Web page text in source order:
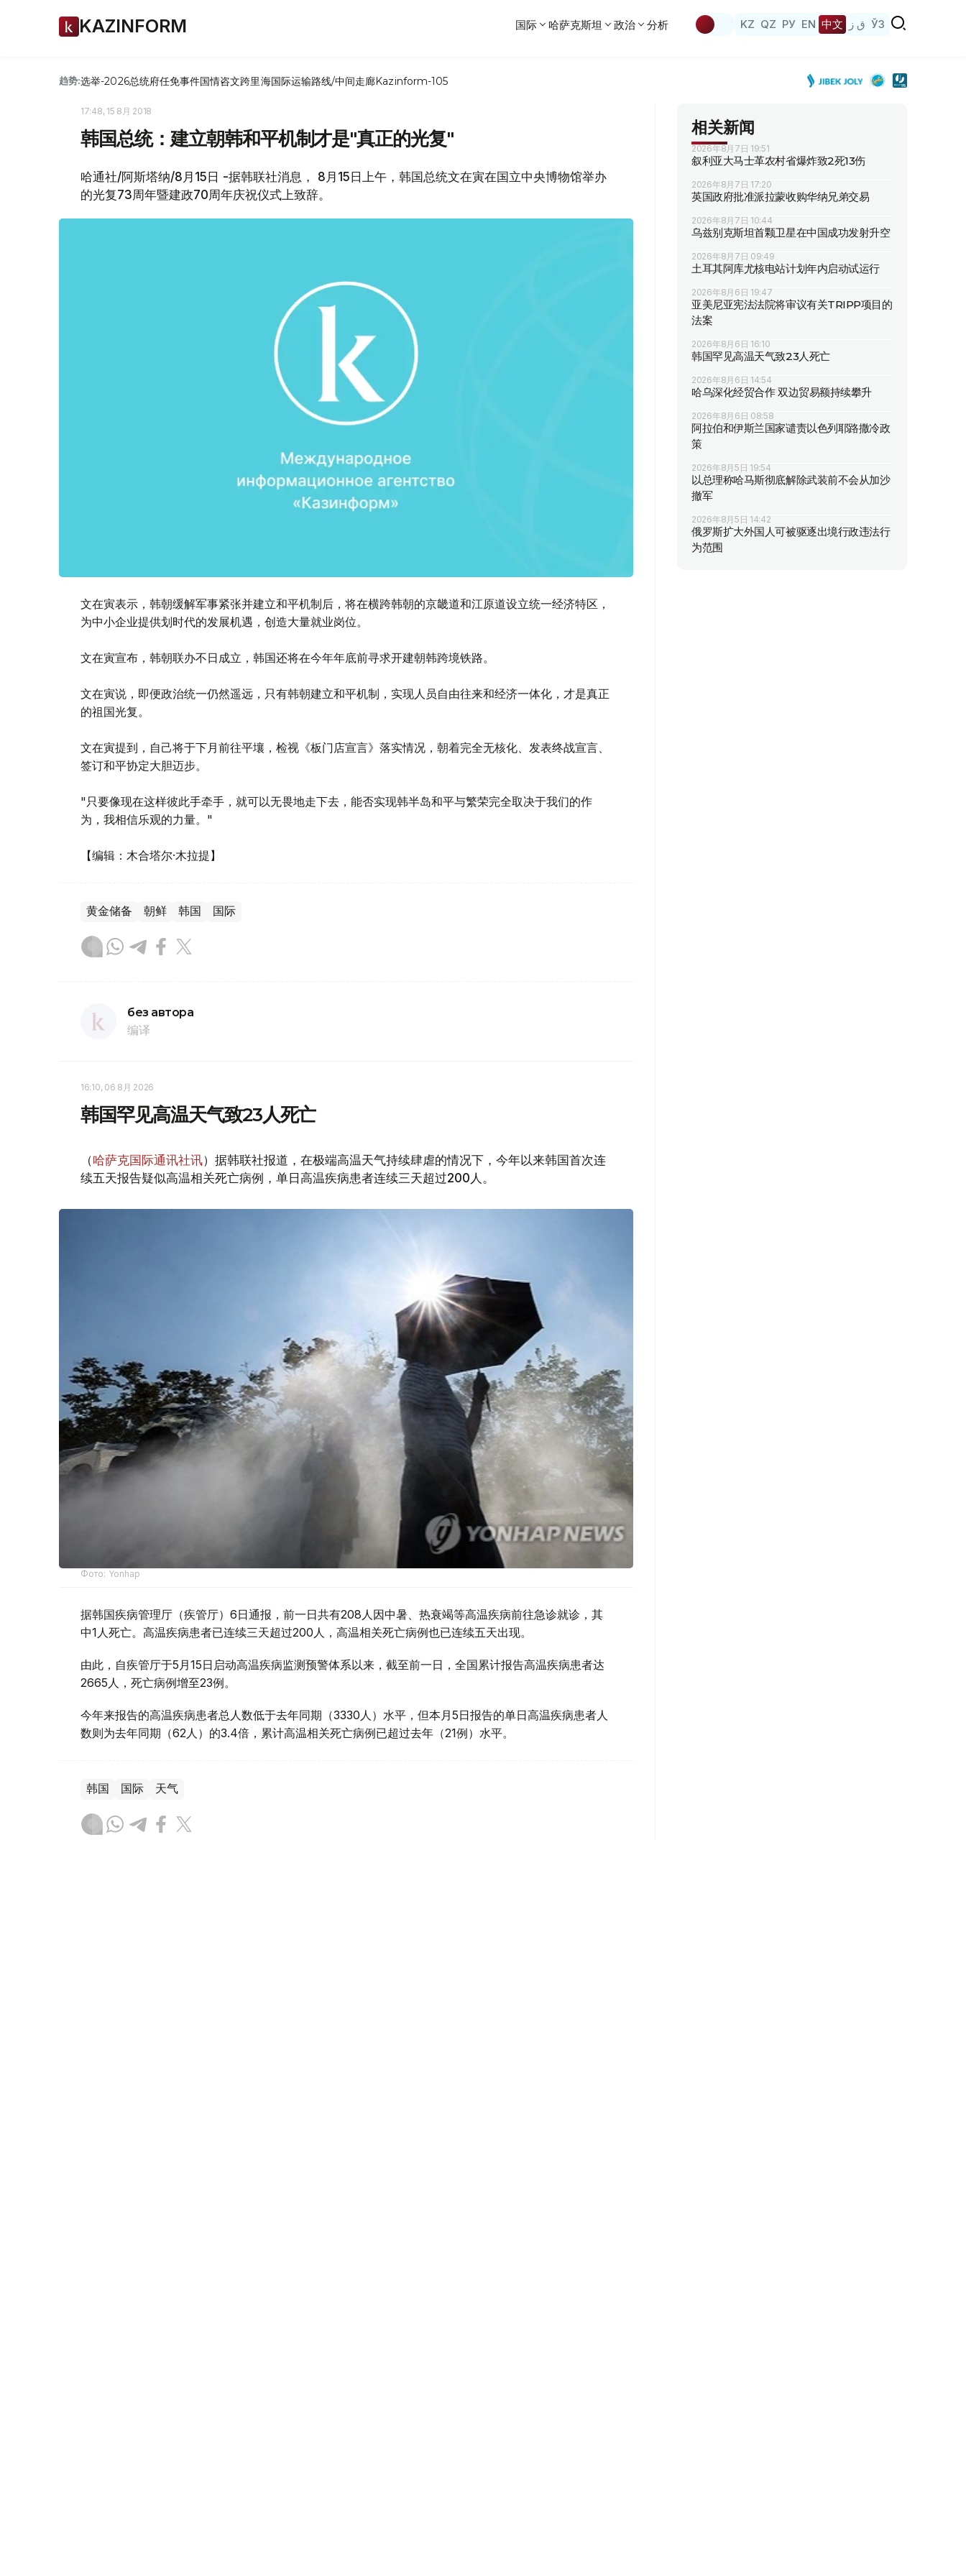
KAZINFORM 国际 哈萨克斯坦 政治 分析 KZ QZ РУ EN 中文 ق ز ЎЗ
趋势:选举-2026总统府任免事件国情咨文跨里海国际运输路线/中间走廊Kazinform-105
17:48, 15 8月 2018
韩国总统：建立朝韩和平机制才是"真正的光复"
哈通社/阿斯塔纳/8月15日 -据韩联社消息， 8月15日上午，韩国总统文在寅在国立中央博物馆举办
的光复73周年暨建政70周年庆祝仪式上致辞。
文在寅表示，韩朝缓解军事紧张并建立和平机制后，将在横跨韩朝的京畿道和江原道设立统一经济特区，
为中小企业提供划时代的发展机遇，创造大量就业岗位。
文在寅宣布，韩朝联办不日成立，韩国还将在今年年底前寻求开建朝韩跨境铁路。
文在寅说，即便政治统一仍然遥远，只有韩朝建立和平机制，实现人员自由往来和经济一体化，才是真正
的祖国光复。
文在寅提到，自己将于下月前往平壤，检视《板门店宣言》落实情况，朝着完全无核化、发表终战宣言、
签订和平协定大胆迈步。
"只要像现在这样彼此手牵手，就可以无畏地走下去，能否实现韩半岛和平与繁荣完全取决于我们的作
为，我相信乐观的力量。"
【编辑：木合塔尔·木拉提】
黄金储备 朝鲜 韩国 国际
без автора
编译
16:10, 06 8月 2026
韩国罕见高温天气致23人死亡
（哈萨克国际通讯社讯）据韩联社报道，在极端高温天气持续肆虐的情况下，今年以来韩国首次连
续五天报告疑似高温相关死亡病例，单日高温疾病患者连续三天超过200人。
Фото: Yonhap
据韩国疾病管理厅（疾管厅）6日通报，前一日共有208人因中暑、热衰竭等高温疾病前往急诊就诊，其
中1人死亡。高温疾病患者已连续三天超过200人，高温相关死亡病例也已连续五天出现。
由此，自疾管厅于5月15日启动高温疾病监测预警体系以来，截至前一日，全国累计报告高温疾病患者达
2665人，死亡病例增至23例。
今年来报告的高温疾病患者总人数低于去年同期（3330人）水平，但本月5日报告的单日高温疾病患者人
数则为去年同期（62人）的3.4倍，累计高温相关死亡病例已超过去年（21例）水平。
韩国 国际 天气
相关新闻
2026年8月7日 19:51
叙利亚大马士革农村省爆炸致2死13伤
2026年8月7日 17:20
英国政府批准派拉蒙收购华纳兄弟交易
2026年8月7日 10:44
乌兹别克斯坦首颗卫星在中国成功发射升空
2026年8月7日 09:49
土耳其阿库尤核电站计划年内启动试运行
2026年8月6日 19:47
亚美尼亚宪法法院将审议有关TRIPP项目的
法案
2026年8月6日 16:10
韩国罕见高温天气致23人死亡
2026年8月6日 14:54
哈乌深化经贸合作 双边贸易额持续攀升
2026年8月6日 08:58
阿拉伯和伊斯兰国家谴责以色列耶路撒冷政
策
2026年8月5日 19:54
以总理称哈马斯彻底解除武装前不会从加沙
撤军
2026年8月5日 14:42
俄罗斯扩大外国人可被驱逐出境行政违法行
为范围